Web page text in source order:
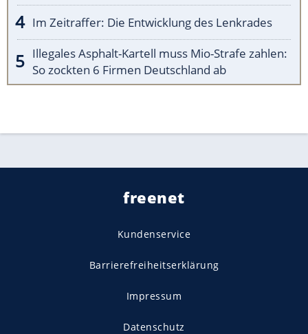
Im Zeitraffer: Die Entwicklung des Lenkrades
Illegales Asphalt-Kartell muss Mio-Strafe zahlen:
So zockten 6 Firmen Deutschland ab
freenet
Kundenservice
Barrierefreiheitserklärung
Impressum
Datenschutz